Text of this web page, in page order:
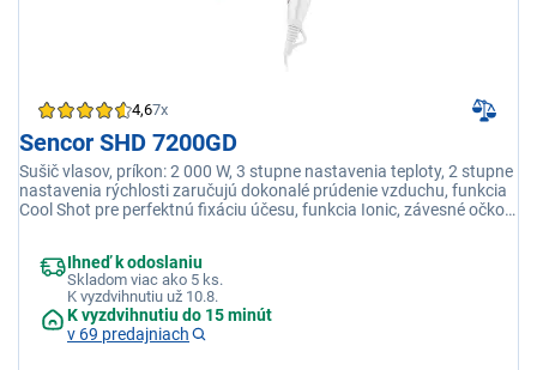
4,67x
Sencor SHD 7200GD
Sušič vlasov, príkon: 2 000 W, 3 stupne nastavenia teploty, 2 stupne
nastavenia rýchlosti zaručujú dokonalé prúdenie vzduchu, funkcia
Cool Shot pre perfektnú fixáciu účesu, funkcia Ionic, závesné očko,
Ihneď k odoslaniu
Skladom viac ako 5 ks.
K vyzdvihnutiu už 10.8.
K vyzdvihnutiu do 15 minút
v 69 predajniach